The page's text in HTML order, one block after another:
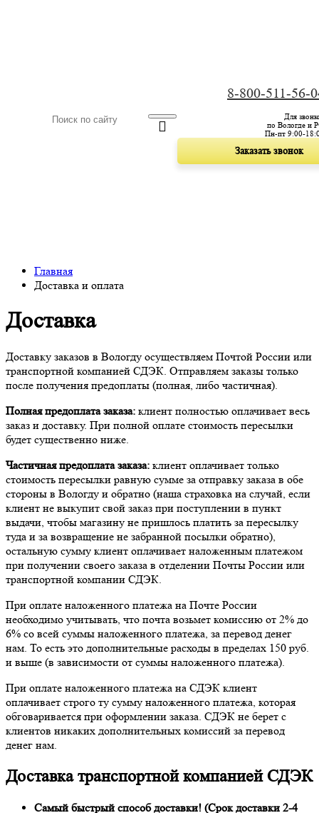
8-800-511-56-
Для
по Вологде и
Пн-пт 9:00-
Заказать звонок
Главная
Доставка и оплата
Доставка
Доставку заказов в Вологду осуществляем Почтой России или
транспортной компанией СДЭК. Отправляем заказы только
после получения предоплаты (полная, либо частичная).
Полная предоплата заказа: клиент полностью оплачивает весь
заказ и доставку. При полной оплате стоимость пересылки
будет существенно ниже.
Частичная предоплата заказа: клиент оплачивает только
стоимость пересылки равную сумме за отправку заказа в обе
стороны в Вологду и обратно (наша страховка на случай, если
клиент не выкупит свой заказ при поступлении в пункт
выдачи, чтобы магазину не пришлось платить за пересылку
туда и за возвращение не забранной посылки обратно),
остальную сумму клиент оплачивает наложенным платежом
при получении своего заказа в отделении Почты России или
транспортной компании СДЭК.
При оплате наложенного платежа на Почте России
необходимо учитывать, что почта возьмет комиссию от 2% до
6% со всей суммы наложенного платежа, за перевод денег
нам. То есть это дополнительные расходы в пределах 150 руб.
и выше (в зависимости от суммы наложенного платежа).
При оплате наложенного платежа на СДЭК клиент
оплачивает строго ту сумму наложенного платежа, которая
обговаривается при оформлении заказа. СДЭК не берет с
клиентов никаких дополнительных комиссий за перевод
денег нам.
Доставка транспортной компанией СДЭК
Самый быстрый способ доставки! (Срок доставки 2-4